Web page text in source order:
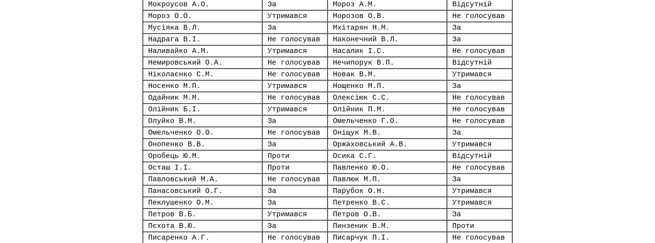
Мокроусов А.О.
За Мороз А.М.
Відсутній
Мороз О.О.
Утримався Морозов О.В.
Не голосував
Мусіяка В.Л.
За Мхітарян Н.М.
За
Надрага В.І.
Не голосував Наконечний В.Л.
За
Наливайко А.М.
Утримався Насалик І.С.
Не голосував
Немировський О.А.
Не голосував Нечипорук В.П.
Відсутній
Ніколаєнко С.М.
Не голосував Новак В.М.
Утримався
Носенко М.П.
Утримався Нощенко М.П.
За
Одайник М.М.
Не голосував Олексіюк С.С.
Не голосував
Олійник Б.І.
Утримався Олійник П.М.
Не голосував
Олуйко В.М.
За Омельченко Г.О.
Не голосував
Омельченко О.О.
Не голосував Оніщук М.В.
За
Онопенко В.В.
За Оржаховський А.В.
Утримався
Оробець Ю.М.
Проти Осика С.Г.
Відсутній
Осташ І.І.
Проти Павленко Ю.О.
Не голосував
Павловський М.А.
Не голосував Павлюк М.П.
За
Панасовський О.Г.
За Парубок О.Н.
Утримався
Пеклушенко О.М.
За Петренко В.С.
Утримався
Петров В.Б.
Утримався Петров О.В.
За
Пєхота В.Ю.
За Пинзеник В.М.
Проти
Писаренко А.Г.
Не голосував Писарчук П.І. Не голосував